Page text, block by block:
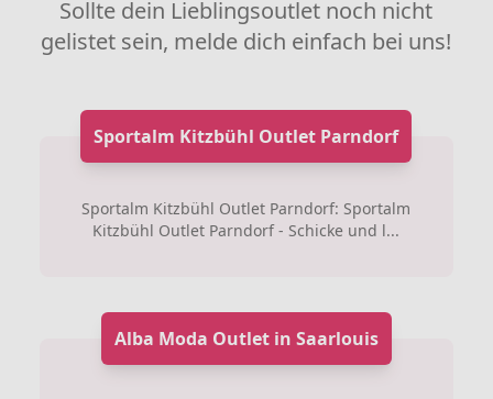
Sollte dein Lieblingsoutlet noch nicht
gelistet sein, melde dich einfach bei uns!
Sportalm Kitzbühl Outlet Parndorf
Sportalm Kitzbühl Outlet Parndorf: Sportalm
Kitzbühl Outlet Parndorf - Schicke und l...
Alba Moda Outlet in Saarlouis